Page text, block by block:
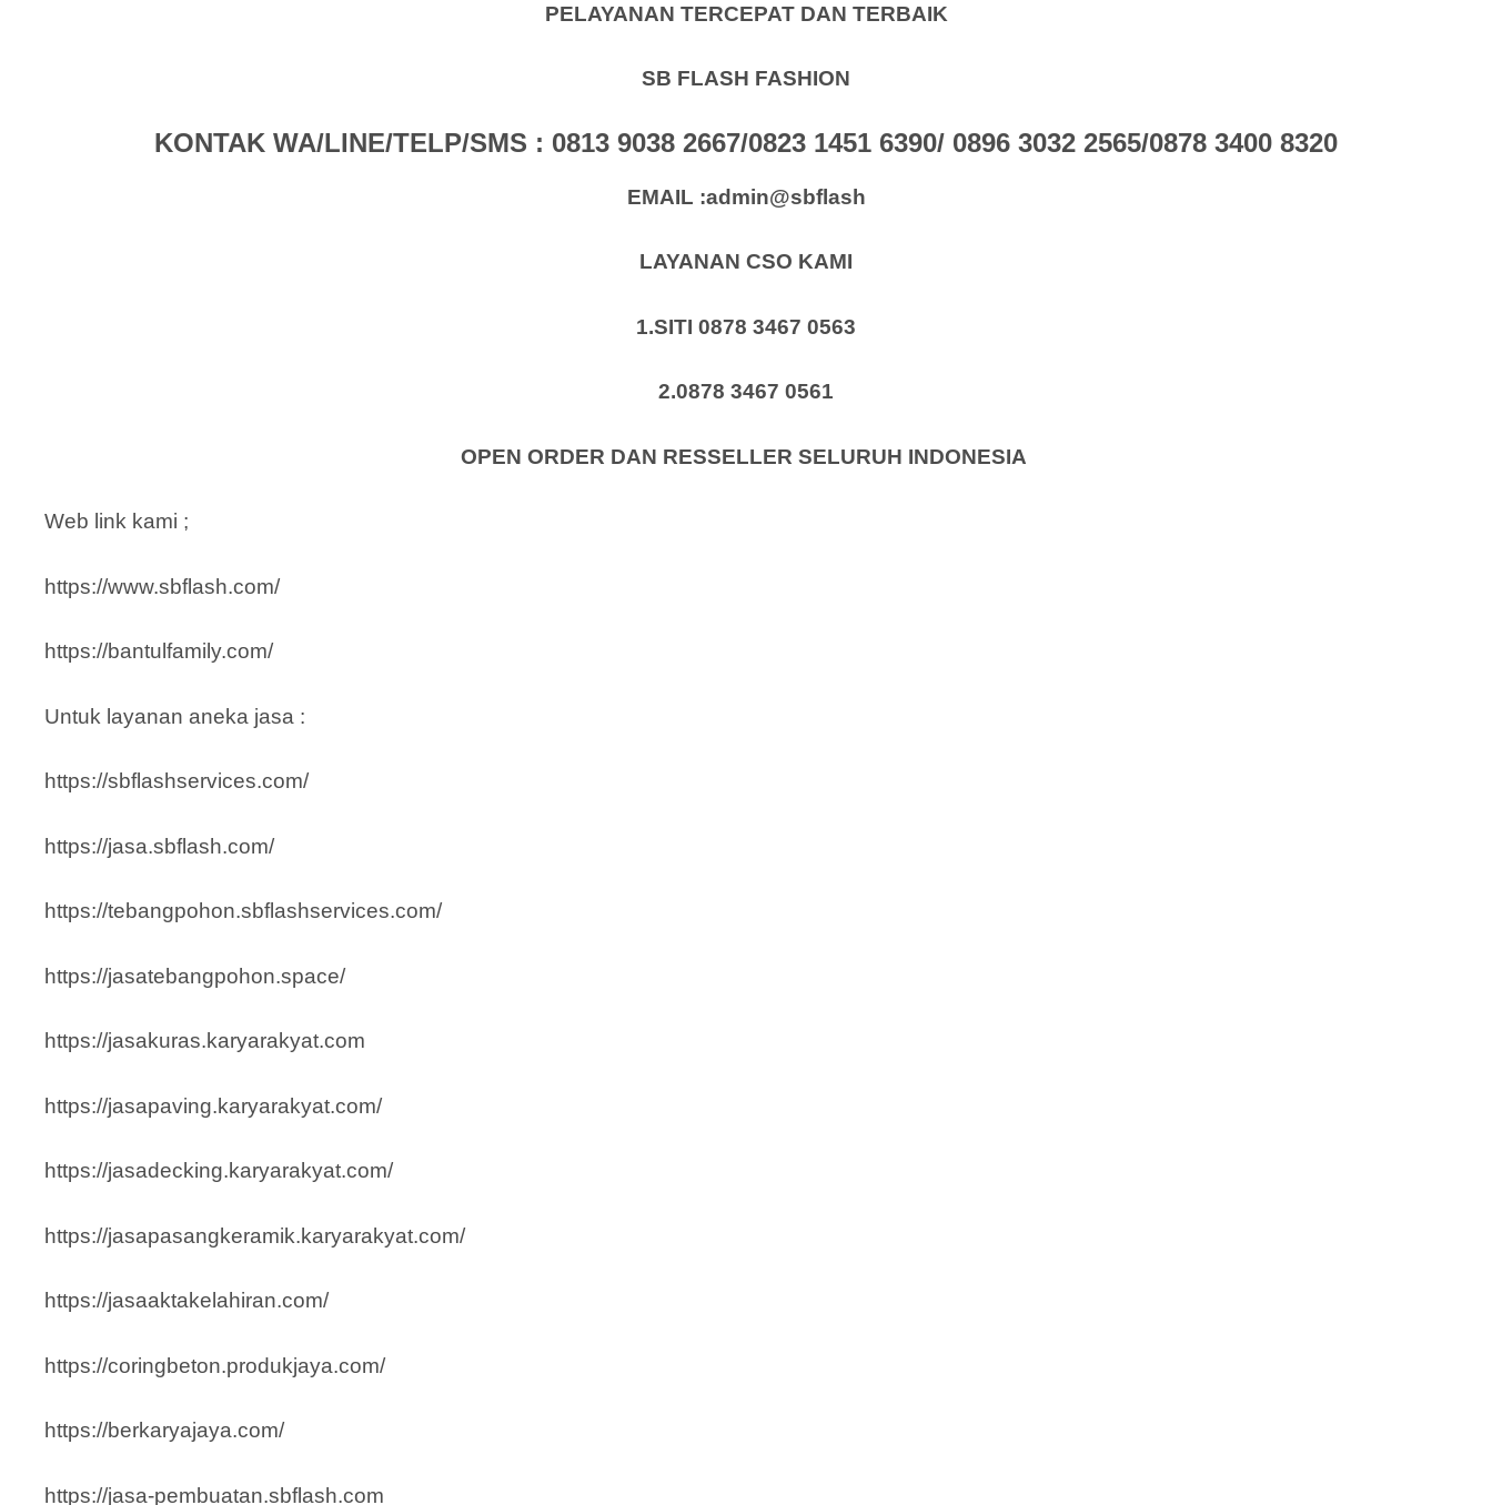
PELAYANAN TERCEPAT DAN TERBAIK
SB FLASH FASHION
KONTAK WA/LINE/TELP/SMS : 0813 9038 2667/0823 1451 6390/ 0896 3032 2565/0878 3400 8320
EMAIL :admin@sbflash
LAYANAN CSO KAMI
1.SITI 0878 3467 0563
2.0878 3467 0561
OPEN ORDER DAN RESSELLER SELURUH INDONESIA
Web link kami ;
https://www.sbflash.com/
https://bantulfamily.com/
Untuk layanan aneka jasa :
https://sbflashservices.com/
https://jasa.sbflash.com/
https://tebangpohon.sbflashservices.com/
https://jasatebangpohon.space/
https://jasakuras.karyarakyat.com
https://jasapaving.karyarakyat.com/
https://jasadecking.karyarakyat.com/
https://jasapasangkeramik.karyarakyat.com/
https://jasaaktakelahiran.com/
https://coringbeton.produkjaya.com/
https://berkaryajaya.com/
https://jasa-pembuatan.sbflash.com